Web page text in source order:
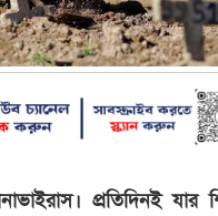
প্রতিদিনই যার